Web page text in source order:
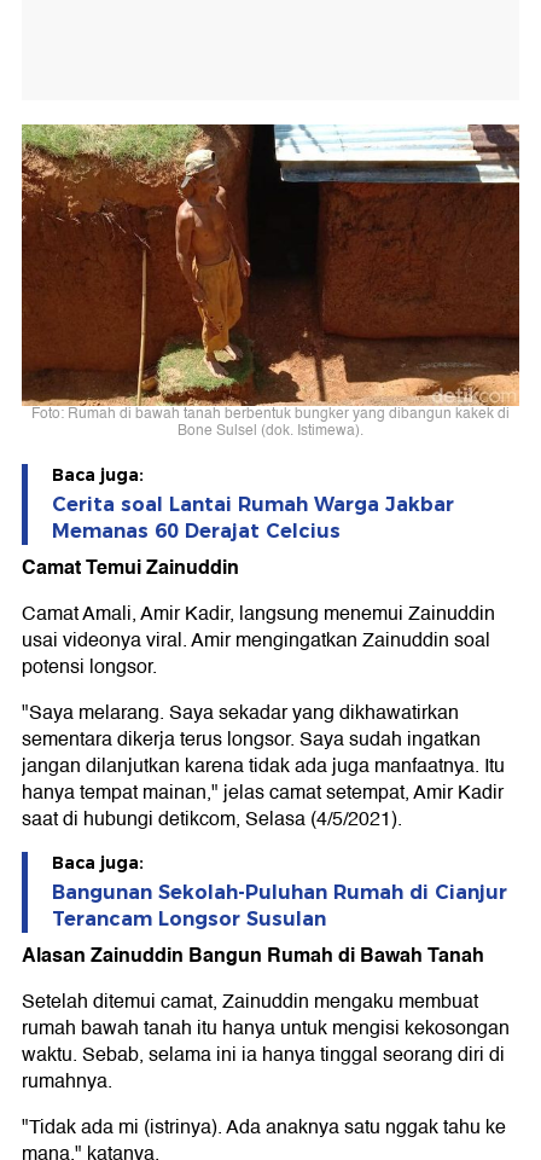
Foto: Rumah di bawah tanah berbentuk bungker yang dibangun kakek di
Bone Sulsel (dok. Istimewa).
Baca juga:
Cerita soal Lantai Rumah Warga Jakbar
Memanas 60 Derajat Celcius
Camat Temui Zainuddin
Camat Amali, Amir Kadir, langsung menemui Zainuddin
usai videonya viral. Amir mengingatkan Zainuddin soal
potensi longsor.
"Saya melarang. Saya sekadar yang dikhawatirkan
sementara dikerja terus longsor. Saya sudah ingatkan
jangan dilanjutkan karena tidak ada juga manfaatnya. Itu
hanya tempat mainan," jelas camat setempat, Amir Kadir
saat di hubungi detikcom, Selasa (4/5/2021).
Baca juga:
Bangunan Sekolah-Puluhan Rumah di Cianjur
Terancam Longsor Susulan
Alasan Zainuddin Bangun Rumah di Bawah Tanah
Setelah ditemui camat, Zainuddin mengaku membuat
rumah bawah tanah itu hanya untuk mengisi kekosongan
waktu. Sebab, selama ini ia hanya tinggal seorang diri di
rumahnya.
"Tidak ada mi (istrinya). Ada anaknya satu nggak tahu ke